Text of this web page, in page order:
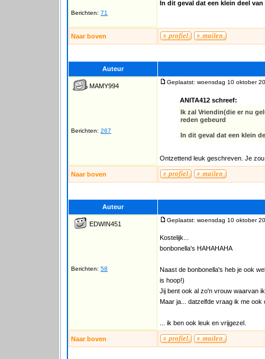
Berichten: 71
In dit geval dat een klein deel
Naar boven
Auteur
MAMY994
Berichten: 267
Geplaatst: woensdag 10 oktober
ANITA412 schreef:
Ik zal Vriendin(die er nu
reden gebeurd
In dit geval dat een klein
Ontzettend leuk geschreven. Je
Naar boven
Auteur
EDWIN451
Berichten: 58
Geplaatst: woensdag 10 oktober
Kostelijk...
bonbonella's HAHAHAHA
Naast de bonbonella's heb je ook
is hoop!)
Jij bent ook al zo'n vrouw waarvan
Maar ja... datzelfde vraag ik me ook
... ik ben ook leuk en vrijgezel.
Naar boven